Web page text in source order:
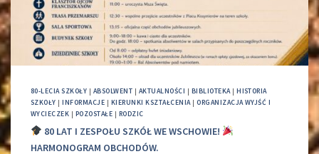
80-LECIA SZKOŁY | ABSOLWENT | AKTUALNOŚCI | BIBLIOTEKA|HISTORIA
SZKOŁY |INFORMACJE | KIERUNKI KSZTAŁCENIA|ORGANIZACJA WYJŚĆ I
WYCIECZEK | POZOSTAŁE | RODZIC
80 LAT I ZESPOŁU SZKÓŁ WE WSCHOWIE!
HARMONOGRAM OBCHODÓW.